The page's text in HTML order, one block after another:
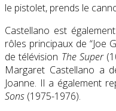
le pistolet, prends le
Castellano est
rôles principaux de “Joe
de télévision The Super
Margaret Castellano a
Joanne. Il a également
Sons (1975-1976).